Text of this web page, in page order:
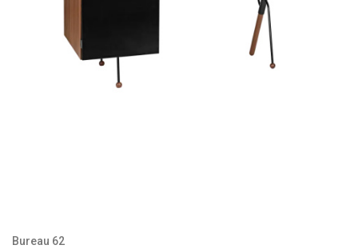
Bureau 62
Précommande disponible